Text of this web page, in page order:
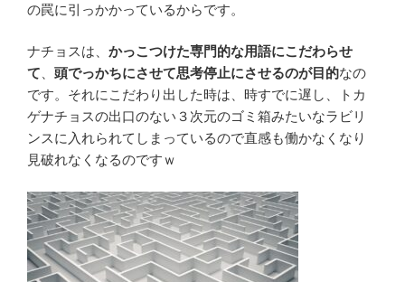
の罠に引っかかっているからです。
ナチョスは、 かっこつけた専門的な用語にこだわらせ
て
頭でっかちにさせて思考停止にさせるのが目的なの
です。それにこだわり出した時は、時すでに遅し、トカ
ゲナチョスの出口のない３次元のゴミ箱みたいなラビリ
ンスに入れられてしまっているので直感も働かなくなり
見破れなくなるのですｗ